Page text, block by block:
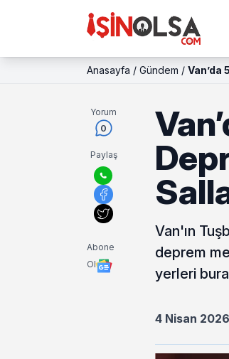
Anasayfa / Gündem / Van’da
Yorum
0
Paylaş
Abone
Ol
Van'ın
deprem
yerleri
4 Nisan